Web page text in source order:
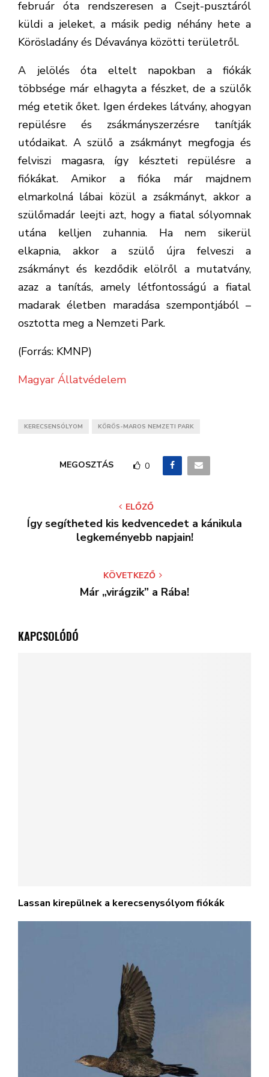
február óta rendszeresen a Csejt-pusztáról
küldi a jeleket, a másik pedig néhány hete a
Körösladány és Dévaványa közötti területről.
A jelölés óta eltelt napokban a fiókák
többsége már elhagyta a fészket, de a szülők
még etetik őket. Igen érdekes látvány, ahogyan
repülésre és zsákmányszerzésre tanítják
utódaikat. A szülő a zsákmányt megfogja és
felviszi magasra, így készteti repülésre a
fiókákat. Amikor a fióka már majdnem
elmarkolná lábai közül a zsákmányt, akkor a
szülőmadár leejti azt, hogy a fiatal sólyomnak
utána kelljen zuhannia. Ha nem sikerül
elkapnia, akkor a szülő újra felveszi a
zsákmányt és kezdődik elölről a mutatvány,
azaz a tanítás, amely létfontosságú a fiatal
madarak életben maradása szempontjából –
osztotta meg a Nemzeti Park.
(Forrás: KMNP)
Magyar Állatvédelem
KERECSENSÓLYOM KÖRÖS-MAROS NEMZETI PARK
MEGOSZTÁS 0
ELŐZŐ
Így segítheted kis kedvencedet a kánikula
legkeményebb napjain!
KÖVETKEZŐ
Már „virágzik” a Rába!
KAPCSOLÓDÓ
Lassan kirepülnek a kerecsenysólyom fiókák